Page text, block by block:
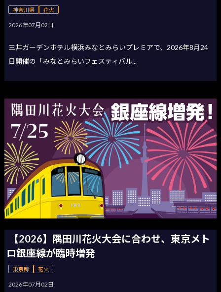
神奈川県 花火
2026年07月02日
三井ガーデンホテル横浜みなとみらいプレミアで、2026年8月24
日開催の「みなとみらいフェスティバル...
【2026】隅田川花火大会に合わせ、東京メト
ロ銀座線が臨時増発
東京都 花火
2026年07月02日